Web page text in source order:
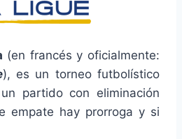
(en francés y oficialmente:
), es un torneo futbolístico
partido con eliminación
empate hay prorroga y si